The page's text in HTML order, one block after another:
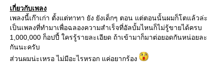
เกี่ยวกับเพลง
เพลงนี้เก๊าเก่า ตั้งแต่ทาทา ยัง ยังเด็กๆ ตอน แต่ตอนนั้นผมก็โตแล้วล่ะ
เป็นเพลงที่ทำมาเพื่อฉลองความสำเร็จที่อัลบั้มไหนก็ไม่รู้ขายได้ครบ
1,000,000 ก็อปปี้ ใครรู้รายละเอียด ถ้าเข้ามาก็มาต่อยอดกันหน่อยละ
กันนะครับ
ส่วนผมน่ะเหรอ ไม่มีอะไรหรอก แค่อยากร้อง